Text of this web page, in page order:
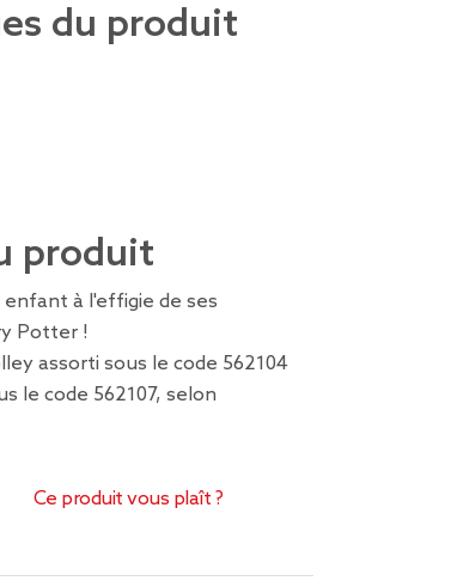
du produit
produit
à l'effigie de ses
Potter !
assorti sous le code 562104
le code 562107, selon
Ce produit vous plaît ?